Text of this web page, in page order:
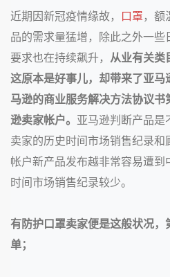
近期因新冠疫情缘故， 口罩，额
品的需求量猛增，除此之外一
要求也在持续飙升， 从业有关类
这原本是好事儿，却带来了亚
马逊的商业服务解决方法协议
逊卖家帐户。 亚马逊判断产品是
卖家的历史时间市场销售纪录
帐户新产品发布越非常容易遭
时间市场销售纪录较少。
有防护口罩卖家便是这般状况
单；